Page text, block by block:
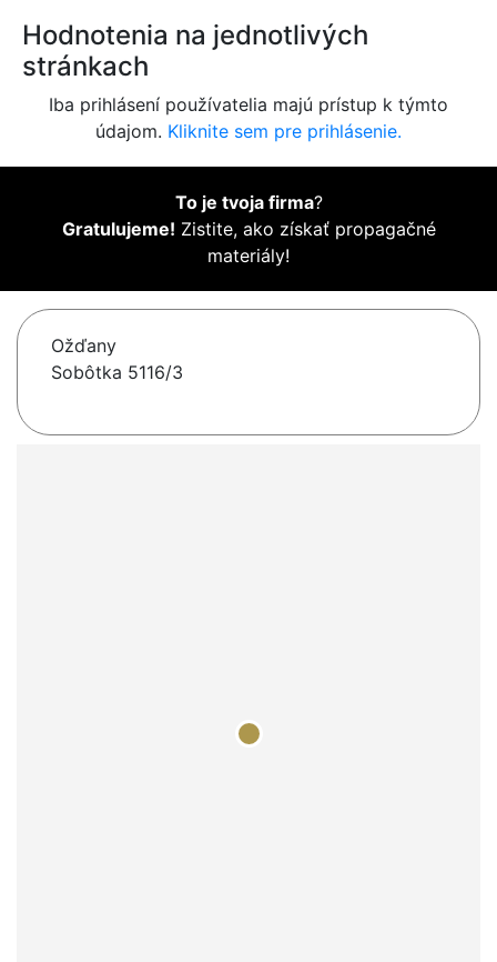
Hodnotenia na jednotlivých
stránkach
Iba prihlásení používatelia majú prístup k týmto
údajom. Kliknite sem pre prihlásenie.
To je tvoja firma?
Gratulujeme! Zistite, ako získať propagačné
materiály!
Ožďany
Sobôtka 5116/3